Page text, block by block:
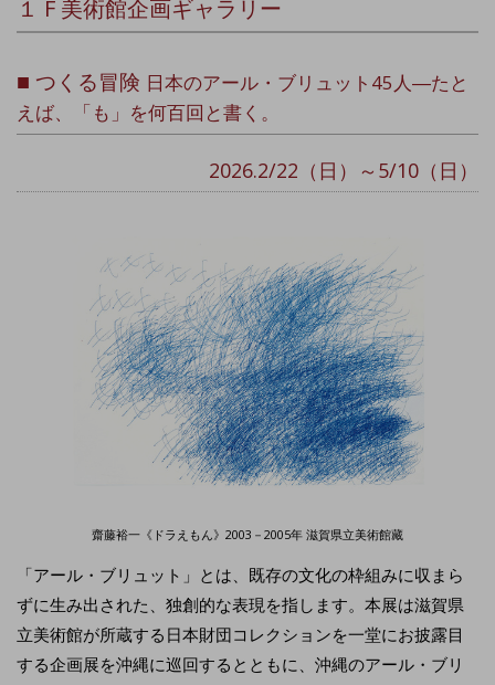
１ F 美術館企画ギャラリー
■ つくる冒険 日本のアール・ブリュット45人―たと
えば、「も」を何百回と書く。
2026.2/22（日）～5/10（日）
齋藤裕一《ドラえもん》2003－2005年 滋賀県立美術館藏
「アール・ブリュット」とは、既存の文化の枠組みに収まら
ずに生み出された、独創的な表現を指します。本展は滋賀県
立美術館が所蔵する日本財団コレクションを一堂にお披露目
する企画展を沖縄に巡回するとともに、沖縄のアール・ブリ